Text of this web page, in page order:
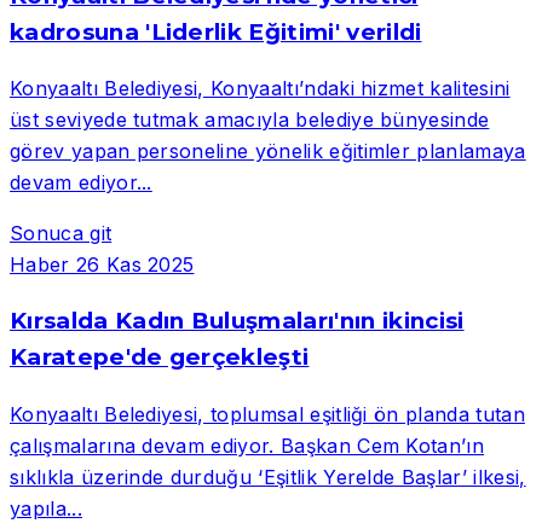
kadrosuna 'Liderlik Eğitimi' verildi
Konyaaltı Belediyesi, Konyaaltı’ndaki hizmet kalitesini
üst seviyede tutmak amacıyla belediye bünyesinde
görev yapan personeline yönelik eğitimler planlamaya
devam ediyor...
Sonuca git
Haber 26 Kas 2025
Kırsalda Kadın Buluşmaları'nın ikincisi
Karatepe'de gerçekleşti
Konyaaltı Belediyesi, toplumsal eşitliği ön planda tutan
çalışmalarına devam ediyor. Başkan Cem Kotan’ın
sıklıkla üzerinde durduğu ‘Eşitlik Yerelde Başlar’ ilkesi,
yapıla...